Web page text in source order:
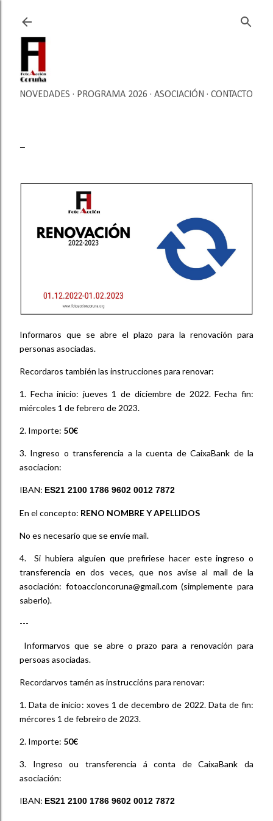
NOVEDADES PROGRAMA 2026 ASOCIACIÓN CONTACTO
Informaros que se abre el plazo para la renovación para
personas asociadas.
Recordaros también las instrucciones para renovar:
1. Fecha inicio: jueves 1 de diciembre de 2022. Fecha fin:
miércoles 1 de febrero de 2023.
2. Importe: 50€
3. Ingreso o transferencia a la cuenta de CaixaBank de la
asociacion:
IBAN: ES21 2100 1786 9602 0012 7872
En el concepto: RENO NOMBRE Y APELLIDOS
No es necesario que se envíe mail.
4. Si hubiera alguien que prefiriese hacer este ingreso o
transferencia en dos veces, que nos avise al mail de la
asociación: fotoaccioncoruna@gmail.com (simplemente para
saberlo).
---
Informarvos que se abre o prazo para a renovación para
persoas asociadas.
Recordarvos tamén as instruccións para renovar:
1. Data de inicio: xoves 1 de decembro de 2022. Data de fin:
mércores 1 de febreiro de 2023.
2. Importe: 50€
3. Ingreso ou transferencia á conta de CaixaBank da
asociación:
IBAN: ES21 2100 1786 9602 0012 7872